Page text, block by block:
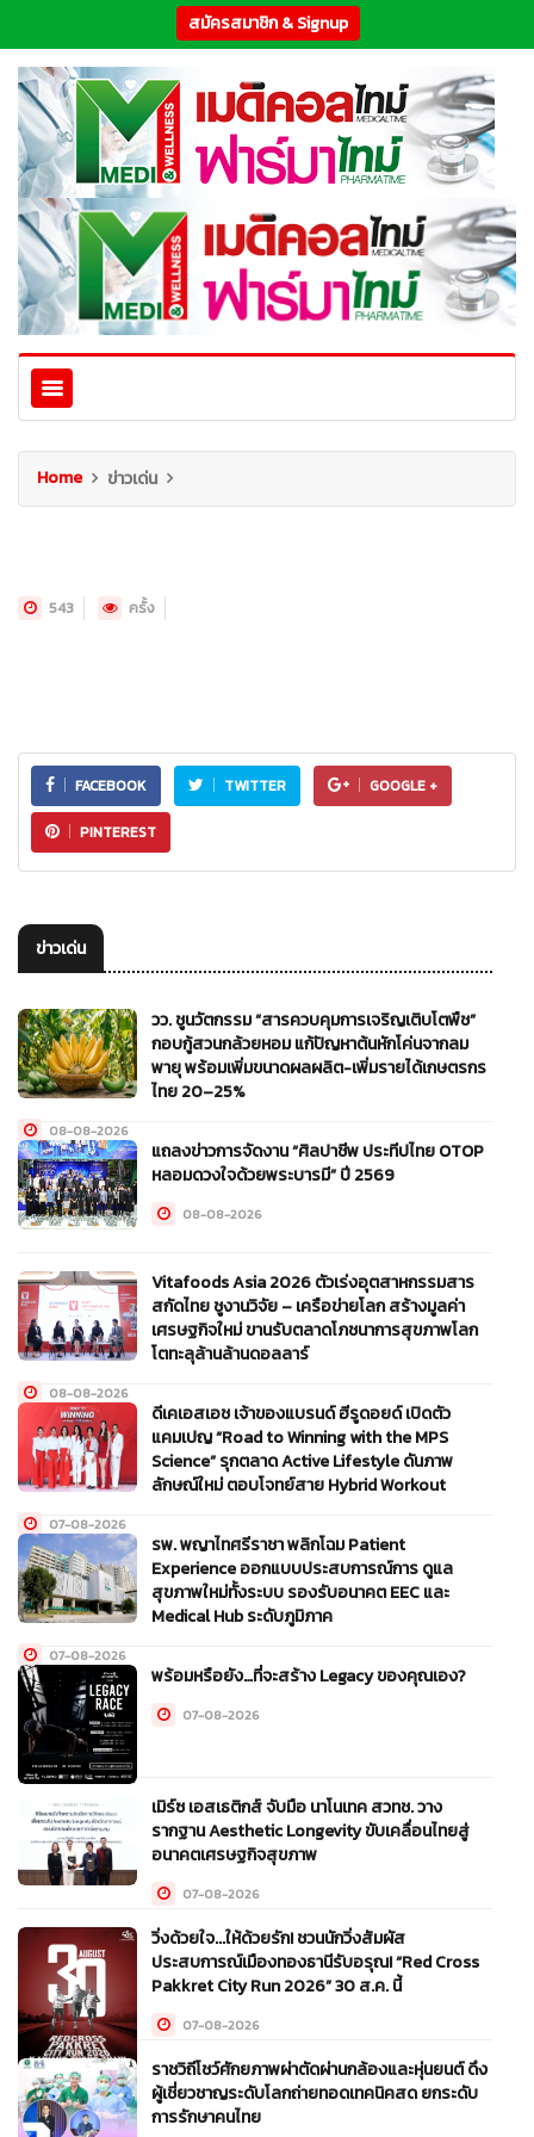
สมัครสมาชิก & Signup
Home ข่าวเด่น
543 ครั้ง
FACEBOOK TWITTER GOOGLE +
PINTEREST
ข่าวเด่น
วว. ชูนวัตกรรม “สารควบคุมการเจริญเติบโตพืช”
กอบกู้สวนกล้วยหอม แก้ปัญหาต้นหักโค่นจากลม
พายุ พร้อมเพิ่มขนาดผลผลิต-เพิ่มรายได้เกษตรกร
ไทย 20–25%
08-08-2026
แถลงข่าวการจัดงาน “ศิลปาชีพ ประทีปไทย OTOP
หลอมดวงใจด้วยพระบารมี” ปี 2569
08-08-2026
Vitafoods Asia 2026 ตัวเร่งอุตสาหกรรมสาร
สกัดไทย ชูงานวิจัย – เครือข่ายโลก สร้างมูลค่า
เศรษฐกิจใหม่ ขานรับตลาดโภชนาการสุขภาพโลก
โตทะลุล้านล้านดอลลาร์
08-08-2026
ดีเคเอสเอช เจ้าของแบรนด์ ฮีรูดอยด์ เปิดตัว
แคมเปญ “Road to Winning with the MPS
Science” รุกตลาด Active Lifestyle ดันภาพ
ลักษณ์ใหม่ ตอบโจทย์สาย Hybrid Workout
07-08-2026
รพ. พญาไทศรีราชา พลิกโฉม Patient
Experience ออกแบบประสบการณ์การ ดูแล
สุขภาพใหม่ทั้งระบบ รองรับอนาคต EEC และ
Medical Hub ระดับภูมิภาค
07-08-2026
พร้อมหรือยัง…ที่จะสร้าง Legacy ของคุณเอง?
07-08-2026
เมิร์ซ เอสเธติกส์ จับมือ นาโนเทค สวทช. วาง
รากฐาน Aesthetic Longevity ขับเคลื่อนไทยสู่
อนาคตเศรษฐกิจสุขภาพ
07-08-2026
วิ่งด้วยใจ...ให้ด้วยรัก! ชวนนักวิ่งสัมผัส
ประสบการณ์เมืองทองธานีรับอรุณ! “Red Cross
Pakkret City Run 2026” 30 ส.ค. นี้
07-08-2026
ราชวิถีโชว์ศักยภาพผ่าตัดผ่านกล้องและหุ่นยนต์ ดึง
ผู้เชี่ยวชาญระดับโลกถ่ายทอดเทคนิคสด ยกระดับ
การรักษาคนไทย